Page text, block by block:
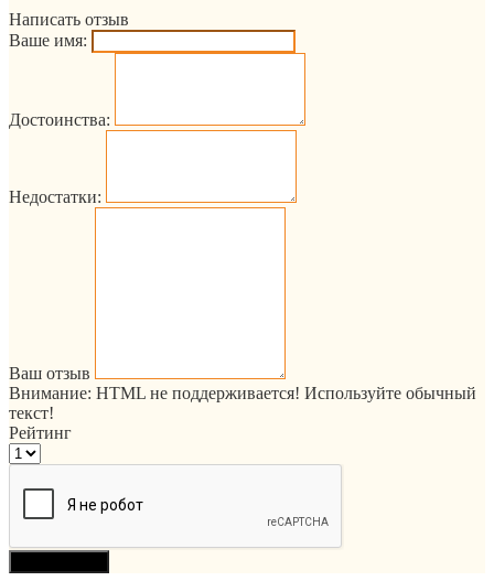
Написать отзыв
Ваше имя:
Достоинства:
Недостатки:
Ваш отзыв
Внимание: HTML не поддерживается! Используйте обычный
текст!
Рейтинг